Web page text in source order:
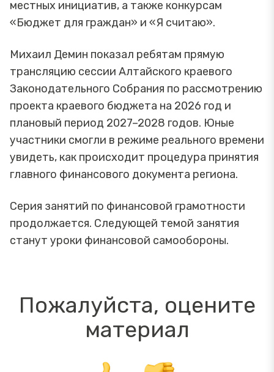
местных инициатив, а также конкурсам
«Бюджет для граждан» и «Я считаю».
Михаил Демин показал ребятам прямую
трансляцию сессии Алтайского краевого
Законодательного Собрания по рассмотрению
проекта краевого бюджета на 2026 год и
плановый период 2027–2028 годов. Юные
участники смогли в режиме реального времени
увидеть, как происходит процедура принятия
главного финансового документа региона.
Серия занятий по финансовой грамотности
продолжается. Следующей темой занятия
станут уроки финансовой самообороны.
Пожалуйста, оцените
материал